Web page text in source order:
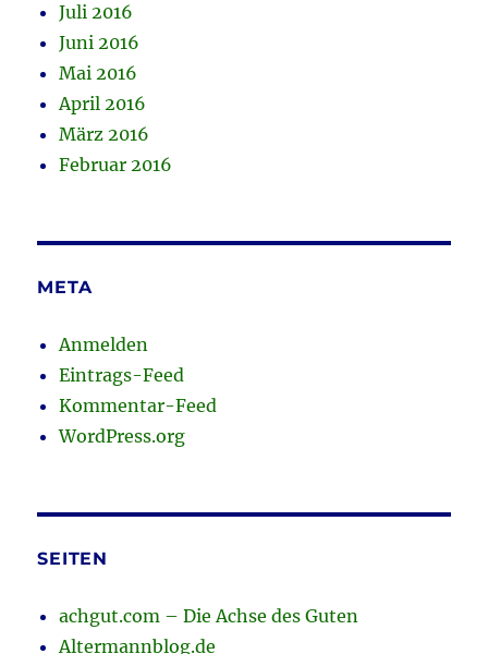
Juli 2016
Juni 2016
Mai 2016
April 2016
März 2016
Februar 2016
META
Anmelden
Eintrags-Feed
Kommentar-Feed
WordPress.org
SEITEN
achgut.com – Die Achse des Guten
Altermannblog.de